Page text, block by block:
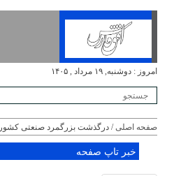
امروز : دوشنبه, ۱۹ مرداد , ۱۴۰۵
صفحه اصلی/ درگذشت بزرگمرد صنعتی کشور
خبر تاپ صفحه